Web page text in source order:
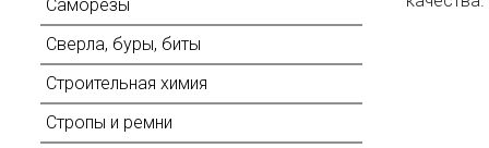
Саморезы
Сверла, буры, биты
Строительная химия
Стропы и ремни